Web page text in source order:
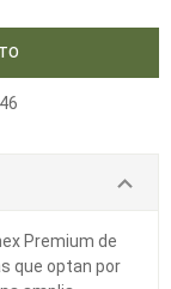
Premium de
que optan por